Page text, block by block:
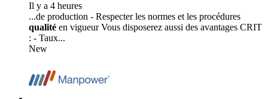
Il y a 4 heures
...de production - Respecter les normes et les procédures
qualité en vigueur Vous disposerez aussi des avantages CRIT
: - Taux...
New